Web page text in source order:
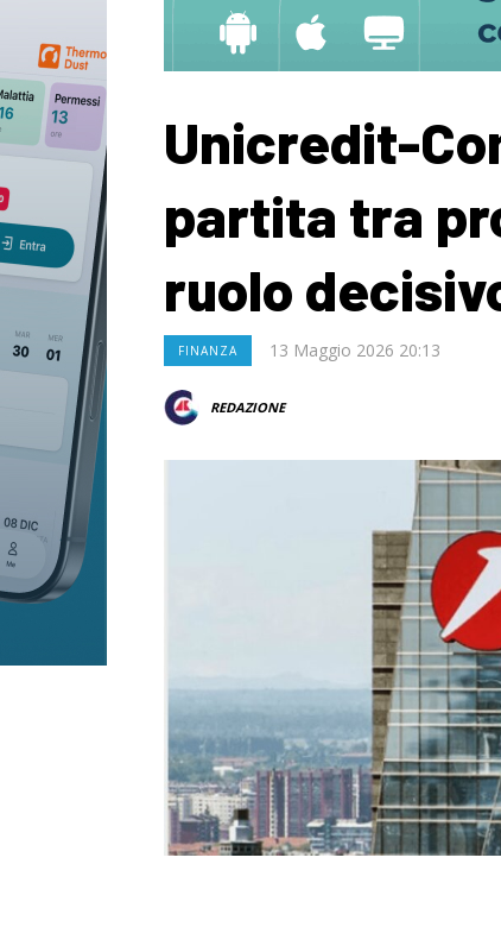
Unicredit-
partita tra
ruolo
FINANZA 13 Maggio 2026 20:13
REDAZIONE